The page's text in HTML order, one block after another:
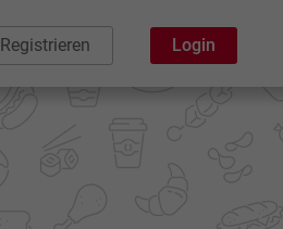
Registrieren Login